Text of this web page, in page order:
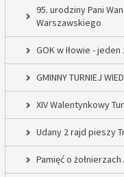
95. urodziny Pani
Warszawskiego
GOK w Iłowie -
GMINNY TURNIEJ
XIV Walentynkowy
Udany 2 rajd pieszy
Pamięć o